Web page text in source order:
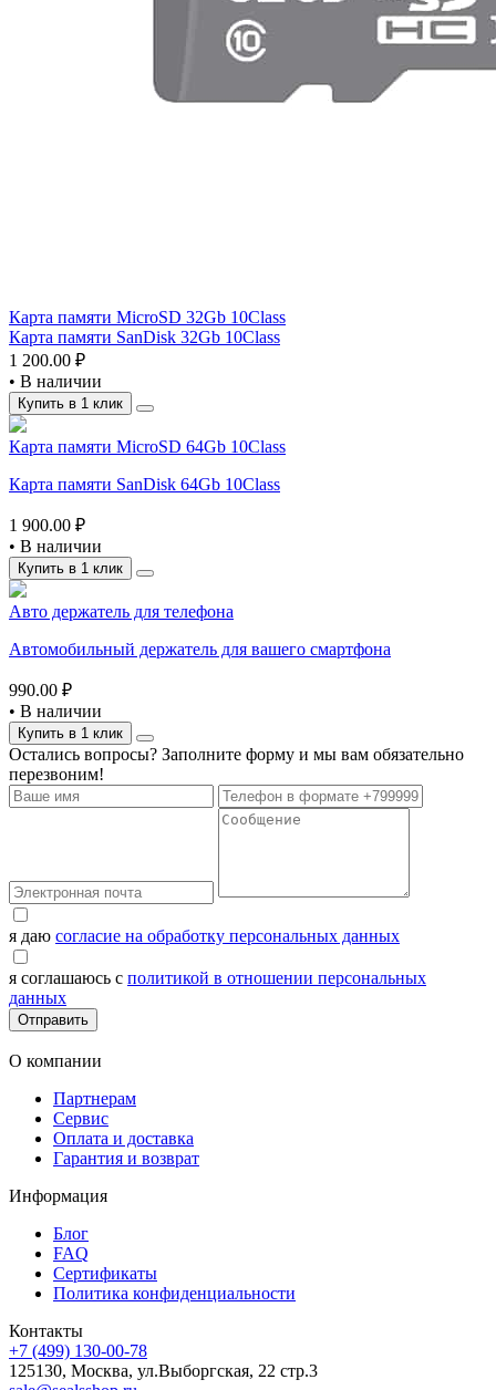
Карта памяти MicroSD 32Gb 10Class
Карта памяти SanDisk 32Gb 10Class
1 200.00 ₽
• В наличии
Купить в 1 клик
Карта памяти MicroSD 64Gb 10Class
Карта памяти SanDisk 64Gb 10Class
1 900.00 ₽
• В наличии
Купить в 1 клик
Авто держатель для телефона
Автомобильный держатель для вашего смартфона
990.00 ₽
• В наличии
Купить в 1 клик
Остались вопросы? Заполните форму и мы вам обязательно
перезвоним!
я даю согласие на обработку персональных данных
я соглашаюсь с политикой в отношении персональных
данных
Отправить
О компании
Партнерам
Сервис
Оплата и доставка
Гарантия и возврат
Информация
Блог
FAQ
Сертификаты
Политика конфиденциальности
Контакты
+7 (499) 130-00-78
125130, Москва, ул.Выборгская, 22 стр.3